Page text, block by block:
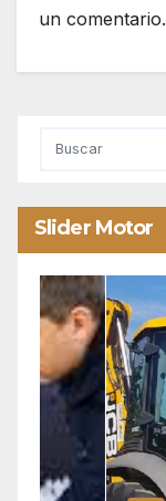
un comentario.
Slider Motor